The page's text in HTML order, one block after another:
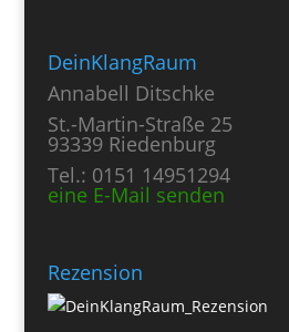
DeinKlangRaum
Annabell Ditschke
St.-Martin-Straße 25
93339 Riedenburg
Tel.: 0151 14951294
eine E-Mail senden
Rezension